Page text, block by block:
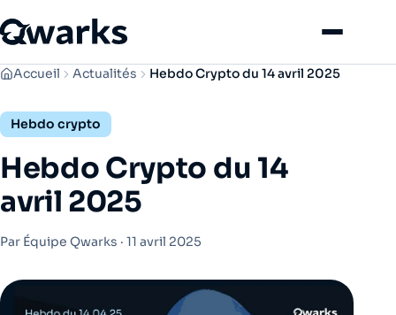
Menu
Accueil Actualités Hebdo Crypto du 14 avril 2025
Hebdo crypto
Hebdo Crypto du 14
avril 2025
Par Équipe Qwarks · 11 avril 2025